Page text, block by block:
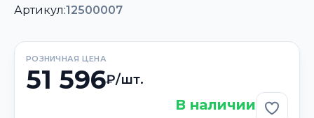
Артикул:12500007
РОЗНИЧНАЯ ЦЕНА
51 596₽/шт.
В наличии